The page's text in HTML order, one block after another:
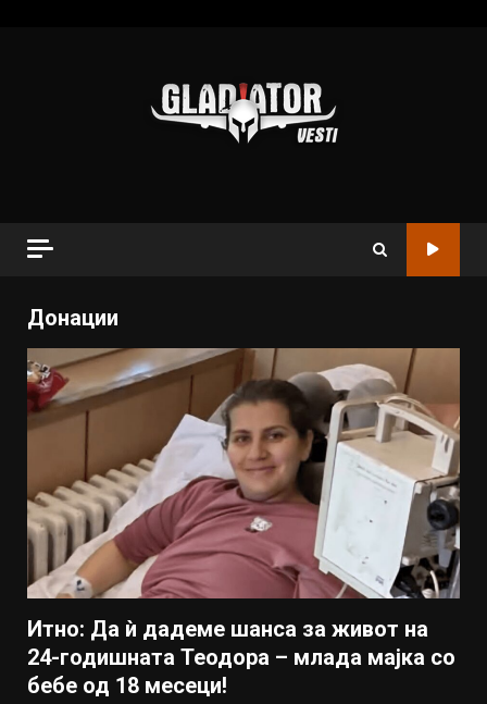
Донации
Итно: Да ѝ дадеме шанса за живот на
24-годишната Теодора – млада мајка со
бебе од 18 месеци!